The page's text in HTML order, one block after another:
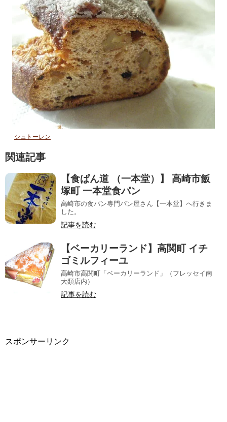
シュトーレン
関連記事
【食ぱん道 （一本堂）】 高崎市飯
塚町 一本堂食パン
高崎市の食パン専門パン屋さん【一本堂】へ行きま
した。
記事を読む
【ベーカリーランド】高関町 イチ
ゴミルフィーユ
高崎市高関町「ベーカリーランド」（フレッセイ南
大類店内）
記事を読む
スポンサーリンク